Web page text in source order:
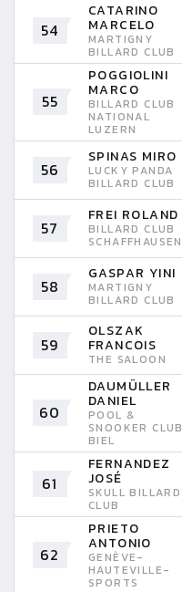
54
CATARINO
MARCELO
MARTIGNY
BILLARD CLUB
55
POGGIOLINI
MARCO
BILLARD CLUB
NATIONAL
LUZERN
56
SPINAS MIRO
LUCKY PANDA
BILLARD CLUB
57
FREI ROLAND
BILLARD CLUB
SCHAFFHAUSEN
58
GASPAR YINI
MARTIGNY
BILLARD CLUB
59
OLSZAK
FRANCOIS
THE SALOON
60
DAUMÜLLER
DANIEL
POOL &
SNOOKER CLUB
BIEL
61
FERNANDEZ
JOSÉ
SKULL BILLARD
CLUB
62
PRIETO
ANTONIO
GENÈVE-
HAUTEVILLE-
SPORTS